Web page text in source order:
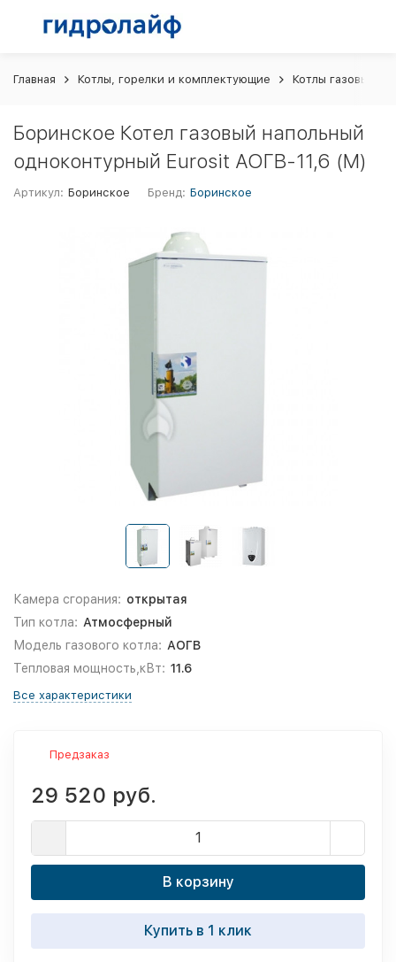
Главная Котлы, горелки и комплектующие Котлы газовые
Боринское Котел газовый напольный
одноконтурный Eurosit АОГВ-11,6 (М)
Артикул: Боринское Бренд: Боринское
Камера сгорания: открытая
Тип котла: Атмосферный
Модель газового котла: АОГВ
Тепловая мощность,кВт: 11.6
Все характеристики
Предзаказ
29 520 руб.
В корзину
Купить в 1 клик